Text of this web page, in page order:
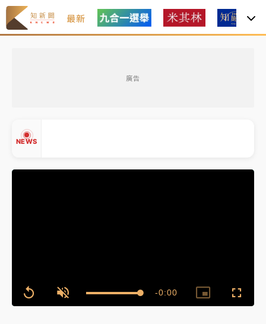
最新
廣告
NEWS
中信慈善基金會想增加董事人數！辜仲諒向法院聲請遭
駁 理由曝光
故宮《龍藏經》特展第2檔！今線上預約開賣一度塞車
女律師陳昱瑄詐慈濟10億！黃金158kg遭查扣畫面曝光
Replay Unmute Loaded
100.00%
Remaining
-0:00
Picture-
in-